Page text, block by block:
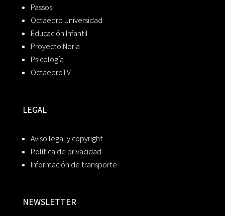
Passos
Octaedro Universidad
Educación Infantil
Proyecto Noria
Psicología
OctaedroTV
LEGAL
Aviso legal y copyright
Política de privacidad
Información de transporte
NEWSLETTER